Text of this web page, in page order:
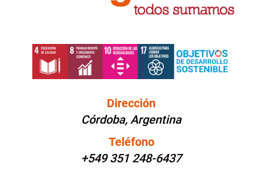
Dirección
Córdoba, Argentina
Teléfono
+549 351 248-6437